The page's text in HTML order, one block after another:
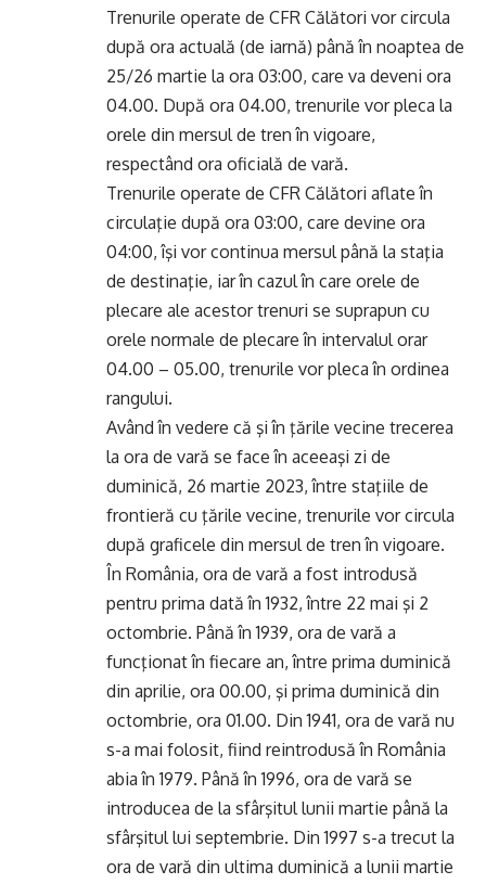
Trenurile operate de CFR Călători vor circula
după ora actuală (de iarnă) până în noaptea de
25/26 martie la ora 03:00, care va deveni ora
04.00. După ora 04.00, trenurile vor pleca la
orele din mersul de tren în vigoare,
respectând ora oficială de vară.
Trenurile operate de CFR Călători aflate în
circulaţie după ora 03:00, care devine ora
04:00, îşi vor continua mersul până la staţia
de destinaţie, iar în cazul în care orele de
plecare ale acestor trenuri se suprapun cu
orele normale de plecare în intervalul orar
04.00 – 05.00, trenurile vor pleca în ordinea
rangului.
Având în vedere că şi în ţările vecine trecerea
la ora de vară se face în aceeaşi zi de
duminică, 26 martie 2023, între staţiile de
frontieră cu ţările vecine, trenurile vor circula
după graficele din mersul de tren în vigoare.
În România, ora de vară a fost introdusă
pentru prima dată în 1932, între 22 mai şi 2
octombrie. Până în 1939, ora de vară a
funcţionat în fiecare an, între prima duminică
din aprilie, ora 00.00, şi prima duminică din
octombrie, ora 01.00. Din 1941, ora de vară nu
s-a mai folosit, fiind reintrodusă în România
abia în 1979. Până în 1996, ora de vară se
introducea de la sfârşitul lunii martie până la
sfârşitul lui septembrie. Din 1997 s-a trecut la
ora de vară din ultima duminică a lunii martie